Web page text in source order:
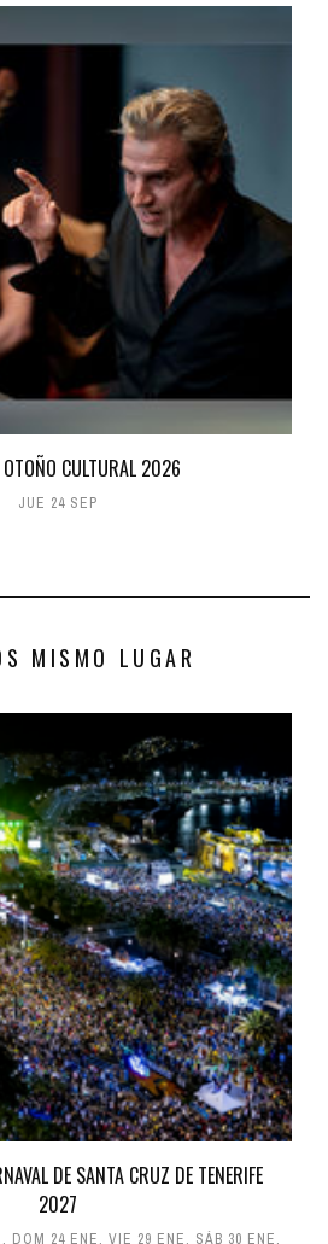
CULTURAL 2026
JUE 24 SEP
MISMO LUGAR
DE SANTA CRUZ DE TENERIFE
2027
, DOM 24 ENE, VIE 29 ENE, SÁB 30 ENE,